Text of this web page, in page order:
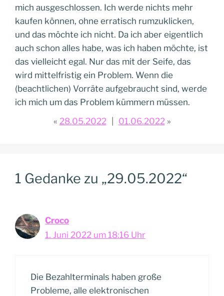
mich ausgeschlossen. Ich werde nichts mehr
kaufen können, ohne erratisch rumzuklicken,
und das möchte ich nicht. Da ich aber eigentlich
auch schon alles habe, was ich haben möchte, ist
das vielleicht egal. Nur das mit der Seife, das
wird mittelfristig ein Problem. Wenn die
(beachtlichen) Vorräte aufgebraucht sind, werde
ich mich um das Problem kümmern müssen.
28.05.2022
01.06.2022
1 Gedanke zu „29.05.2022“
Croco
1. Juni 2022 um 18:16 Uhr
Die Bezahlterminals haben große
Probleme, alle elektronischen